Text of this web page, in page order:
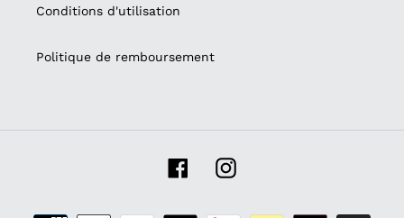
Conditions d'utilisation
Politique de remboursement
FacebookInstagram
Moyens